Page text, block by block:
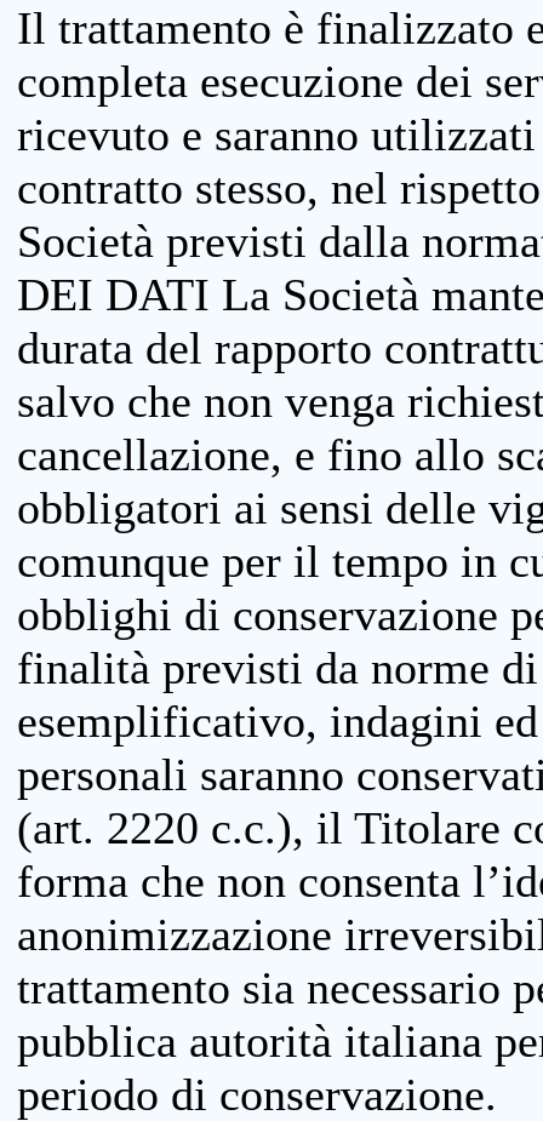
Il trattamento è finalizzato
completa esecuzione dei
ricevuto e saranno
contratto stesso, nel
Società previsti dalla
DEI DATI La Società
durata del rapporto
salvo che non venga
cancellazione, e fino allo
obbligatori ai sensi delle
comunque per il tempo in
obblighi di conservazione
finalità previsti da norme
esemplificativo, indagini
personali saranno
(art. 2220 c.c.), il Titolare
forma che non consenta
anonimizzazione
trattamento sia necessario
pubblica autorità italiana
periodo di conservazione.